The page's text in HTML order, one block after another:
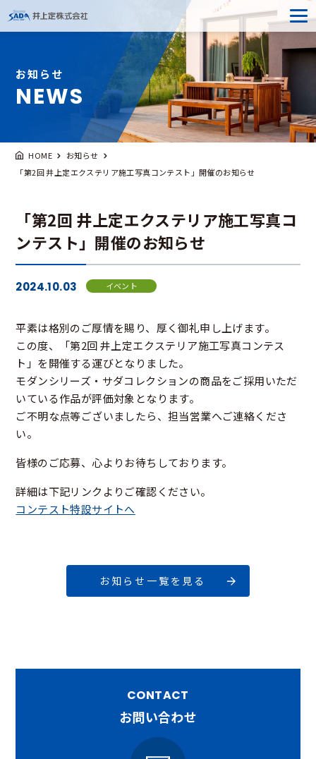
お知らせ
NEWS
HOME
お知らせ
「第2回 井上定エクステリア施工写真コンテスト」開催のお知らせ
「第2回 井上定エクステリア施工写真コ
ンテスト」開催のお知らせ
2024.10.03 イベント
平素は格別のご厚情を賜り、厚く御礼申し上げます。
この度、「第2回 井上定エクステリア施工写真コンテス
ト」を開催する運びとなりました。
モダンシリーズ・サダコレクションの商品をご採用いただ
いている作品が評価対象となります。
ご不明な点等ございましたら、担当営業へご連絡くださ
い。
皆様のご応募、心よりお待ちしております。
詳細は下記リンクよりご確認ください。
コンテスト特設サイトへ
お知らせ一覧を見る
CONTACT
お問い合わせ